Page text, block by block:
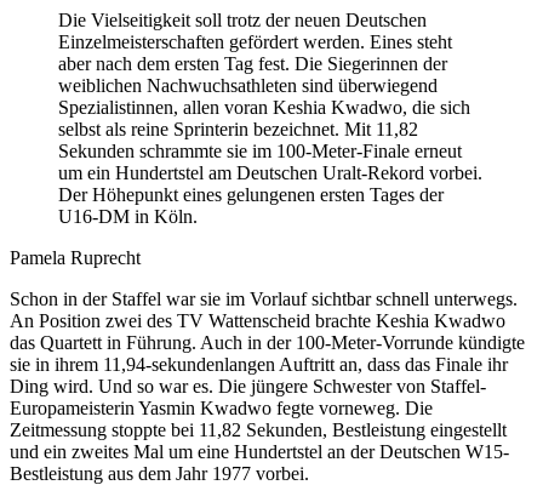
Die Vielseitigkeit soll trotz der neuen Deutschen
Einzelmeisterschaften gefördert werden. Eines steht
aber nach dem ersten Tag fest. Die Siegerinnen der
weiblichen Nachwuchsathleten sind überwiegend
Spezialistinnen, allen voran Keshia Kwadwo, die sich
selbst als reine Sprinterin bezeichnet. Mit 11,82
Sekunden schrammte sie im 100-Meter-Finale erneut
um ein Hundertstel am Deutschen Uralt-Rekord vorbei.
Der Höhepunkt eines gelungenen ersten Tages der
U16-DM in Köln.
Pamela Ruprecht
Schon in der Staffel war sie im Vorlauf sichtbar schnell unterwegs.
An Position zwei des TV Wattenscheid brachte Keshia Kwadwo
das Quartett in Führung. Auch in der 100-Meter-Vorrunde kündigte
sie in ihrem 11,94-sekundenlangen Auftritt an, dass das Finale ihr
Ding wird. Und so war es. Die jüngere Schwester von Staffel-
Europameisterin Yasmin Kwadwo fegte vorneweg. Die
Zeitmessung stoppte bei 11,82 Sekunden, Bestleistung eingestellt
und ein zweites Mal um eine Hundertstel an der Deutschen W15-
Bestleistung aus dem Jahr 1977 vorbei.